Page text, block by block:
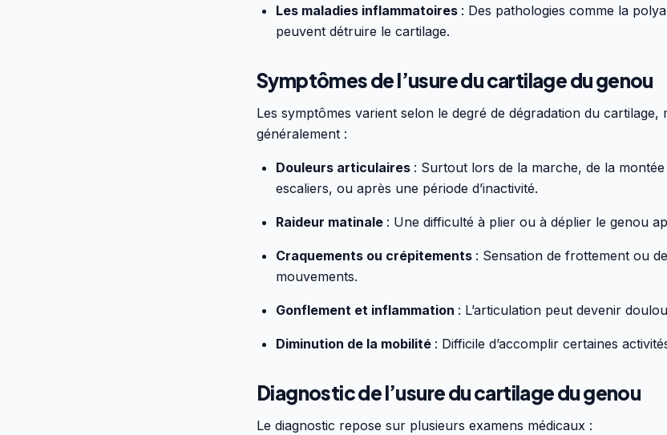
Les maladies inflammatoires : Des pathologies comme la
peuvent détruire le cartilage.
Symptômes de l’usure du cartilage du genou
Les symptômes varient selon le degré de dégradation du cartilage,
généralement :
Douleurs articulaires : Surtout lors de la marche, de la
escaliers, ou après une période d’inactivité.
Raideur matinale : Une difficulté à plier ou à déplier le genou
Craquements ou crépitements : Sensation de frottement ou
mouvements.
Gonflement et inflammation : L’articulation peut devenir
Diminution de la mobilité : Difficile d’accomplir certaines
Diagnostic de l’usure du cartilage du genou
Le diagnostic repose sur plusieurs examens médicaux :